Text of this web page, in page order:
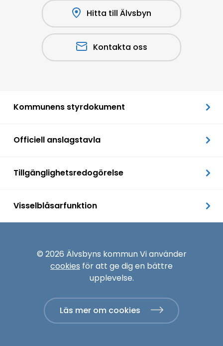
Hitta till Älvsbyn
Kontakta oss
Kommunens styrdokument
Officiell anslagstavla
Tillgänglighetsredogörelse
Visselblåsarfunktion
© 2026 Älvsbyns kommun Vi använder
cookies för att ge dig en bättre
upplevelse.
Läs mer om cookies